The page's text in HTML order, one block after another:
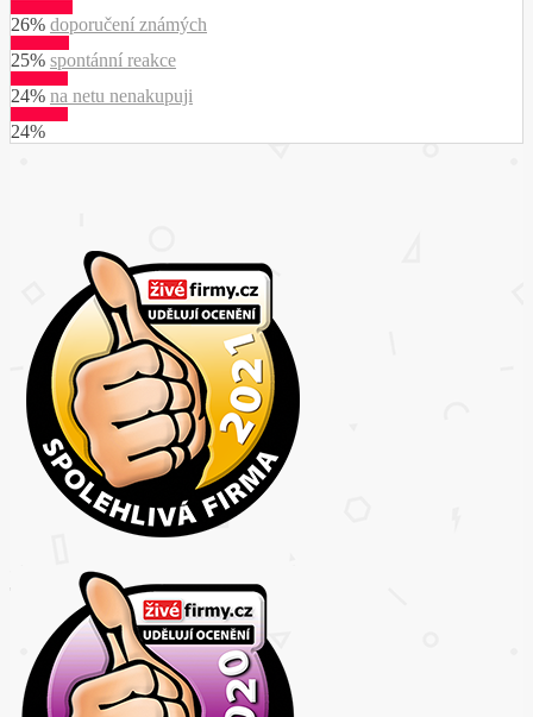
26% doporučení známých
25% spontánní reakce
24% na netu nenakupuji
24%